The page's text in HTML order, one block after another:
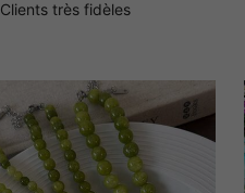
Clients très fidèles